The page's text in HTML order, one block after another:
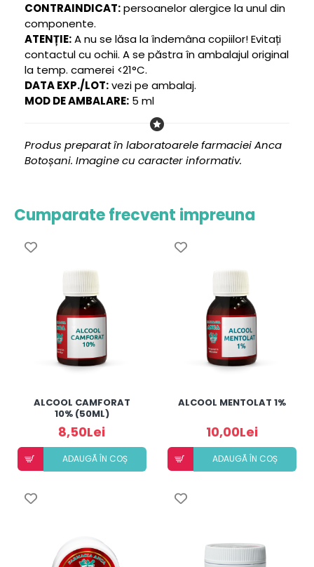
CONTRAINDICAT:persoanelor alergice la unul din
componente.
ATENȚIE:A nu se lăsa la îndemâna copiilor! Evitați
contactul cu ochii. A se păstra în ambalajul original
la temp. camerei <21°C.
DATA EXP./LOT:vezi pe ambalaj.
MOD DE AMBALARE: 5 ml
Produs preparat în laboratoarele farmaciei Anca
Botoșani. Imagine cu caracter informativ.
Cumparate frecvent impreuna
ALCOOL CAMFORAT
10% (50ML)
8,50Lei
ADAUGÃ ÎN COȘ
ALCOOL MENTOLAT 1%
10,00Lei
ADAUGÃ ÎN COȘ